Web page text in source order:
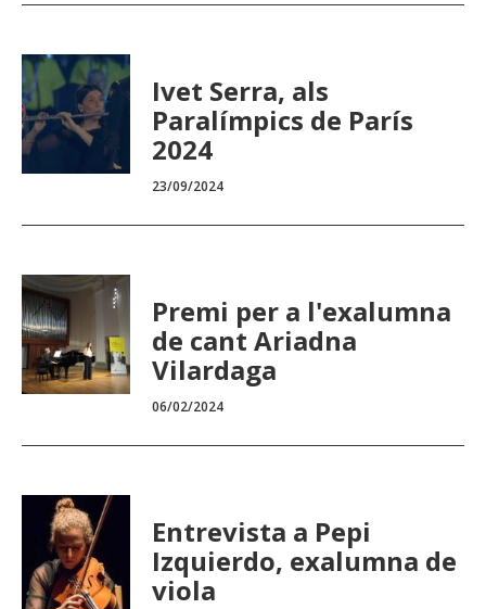
Ivet Serra, als
Paralímpics de París
2024
23/09/2024
Premi per a l'exalumna
de cant Ariadna
Vilardaga
06/02/2024
Entrevista a Pepi
Izquierdo, exalumna de
viola